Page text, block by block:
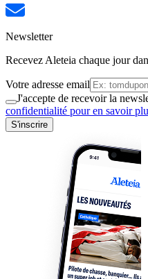
Newsletter
Recevez Aleteia chaque jour
Votre adresse email
J'accepte de recevoir la
confidentialité pour en savoir
S'inscrire